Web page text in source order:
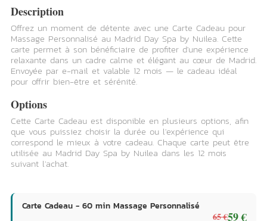
Description
Offrez un moment de détente avec une Carte Cadeau pour
Massage Personnalisé au Madrid Day Spa by Nuilea. Cette
carte permet à son bénéficiaire de profiter d'une expérience
relaxante dans un cadre calme et élégant au cœur de Madrid.
Envoyée par e-mail et valable 12 mois — le cadeau idéal
pour offrir bien-être et sérénité.
Options
Cette Carte Cadeau est disponible en plusieurs options, afin
que vous puissiez choisir la durée ou l'expérience qui
correspond le mieux à votre cadeau. Chaque carte peut être
utilisée au Madrid Day Spa by Nuilea dans les 12 mois
suivant l'achat.
Carte Cadeau - 60 min Massage Personnalisé
65 €59 €